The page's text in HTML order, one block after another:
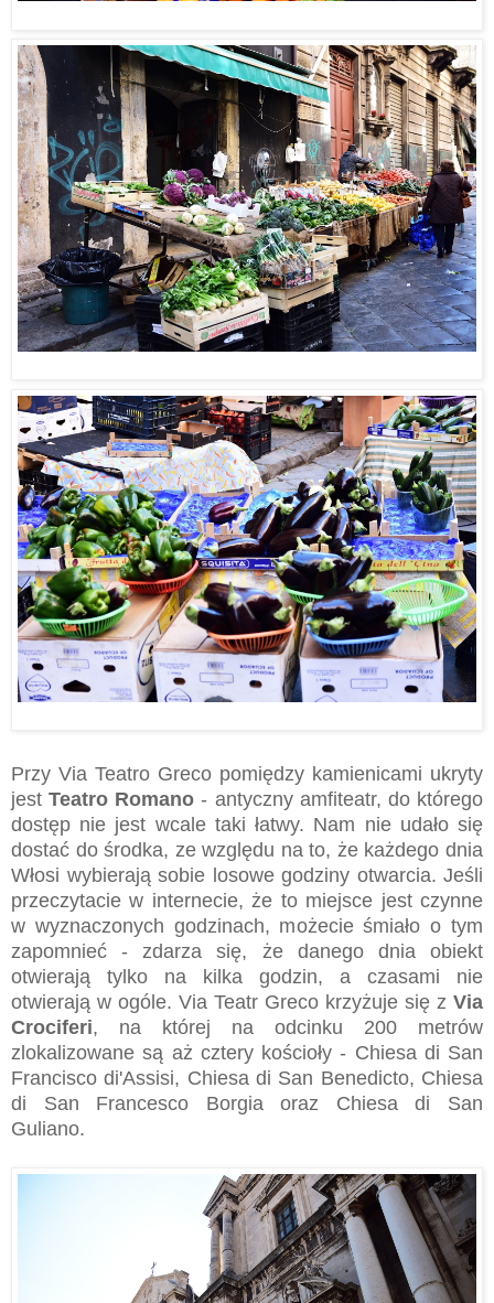
Przy Via Teatro Greco pomiędzy kamienicami ukryty
jestTeatro Romano - antyczny amfiteatr, do którego
dostęp nie jest wcale taki łatwy. Nam nie udało się
dostać do środka, ze względu na to, że każdego dnia
Włosi wybierają sobie losowe godziny otwarcia. Jeśli
przeczytacie w internecie, że to miejsce jest czynne
w wyznaczonych godzinach, możecie śmiało o tym
zapomnieć - zdarza się, że danego dnia obiekt
otwierają tylko na kilka godzin, a czasami nie
otwierają w ogóle. Via Teatr Greco krzyżuje się z Via
Crociferi, na której na odcinku 200 metrów
zlokalizowane są aż cztery kościoły - Chiesa di San
Francisco di'Assisi, Chiesa di San Benedicto, Chiesa
di San Francesco Borgia oraz Chiesa di San
Guliano.